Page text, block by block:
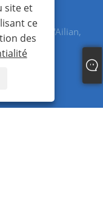
d'Ailian,
site et
ce
des